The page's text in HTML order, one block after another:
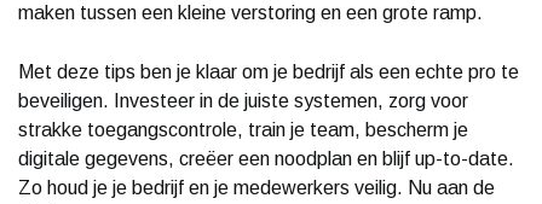
maken tussen een kleine verstoring en een grote ramp.
Met deze tips ben je klaar om je bedrijf als een echte pro te
beveiligen. Investeer in de juiste systemen, zorg voor
strakke toegangscontrole, train je team, bescherm je
digitale gegevens, creëer een noodplan en blijf up-to-date.
Zo houd je je bedrijf en je medewerkers veilig. Nu aan de